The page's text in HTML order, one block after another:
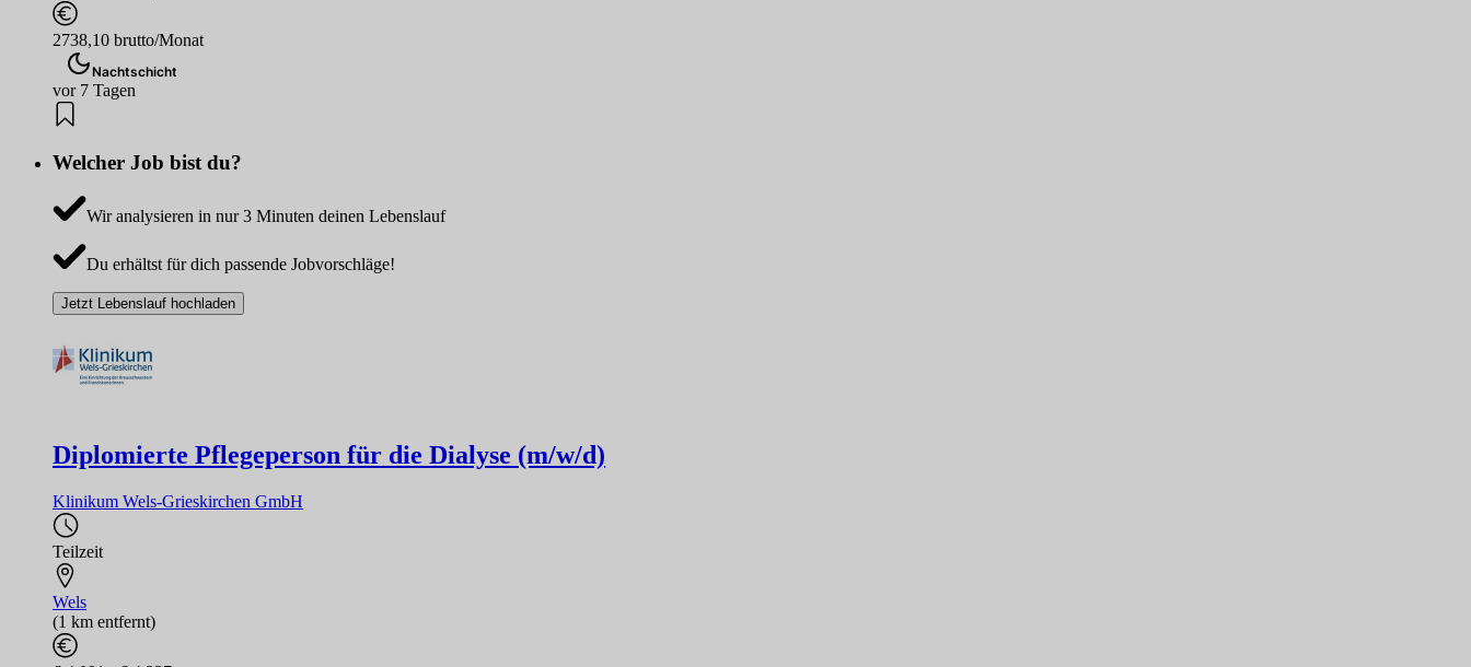
2738,10 brutto/Monat
Nachtschicht
vor 7 Tagen
Welcher Job bist du?
Wir analysieren in nur 3 Minuten deinen Lebenslauf
Du erhältst für dich passende Jobvorschläge!
Jetzt Lebenslauf hochladen
Diplomierte Pflegeperson für die Dialyse (m/w/d)
Klinikum Wels-Grieskirchen GmbH
Teilzeit
Wels
(1 km entfernt)